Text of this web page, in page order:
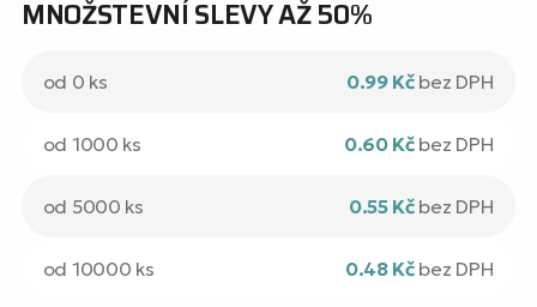
MNOŽSTEVNÍ SLEVY AŽ 50%
od 0 ks 0.99 Kč bez DPH
od 1000 ks 0.60 Kč bez DPH
od 5000 ks 0.55 Kč bez DPH
od 10000 ks 0.48 Kč bez DPH